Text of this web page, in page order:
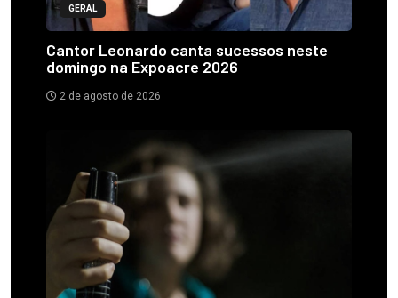
GERAL
Cantor Leonardo canta sucessos neste
domingo na Expoacre 2026
2 de agosto de 2026